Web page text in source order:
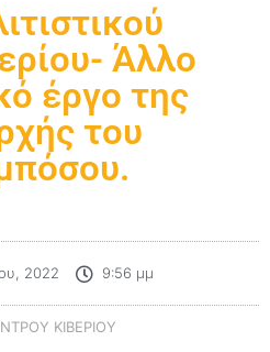
Άλλο
έργο της
του
2022 9:56 μμ
ΚΙΒΕΡΊΟΥ